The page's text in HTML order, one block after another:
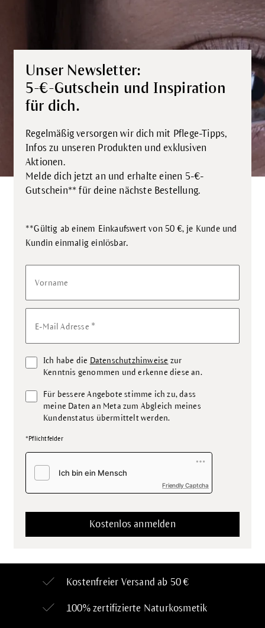
Unser Newsletter:
5-€-Gutschein und Inspiration
für dich.
Regelmäßig versorgen wir dich mit Pflege-Tipps,
Infos zu unseren Produkten und exklusiven
Aktionen.
Melde dich jetzt an und erhalte einen 5-€-
Gutschein** für deine nächste Bestellung.
**Gültig ab einem Einkaufswert von 50 €, je Kunde und
Kundin einmalig einlösbar.
Vorname
E-Mail Adresse *
Ich habe die Datenschutzhinweise zur
Kenntnis genommen und erkenne diese an.
Für bessere Angebote stimme ich zu, dass
meine Daten an Meta zum Abgleich meines
Kundenstatus übermittelt werden.
*Pflichtfelder
Friendly Captcha
Kostenfreier Versand ab 50 €
100% zertifizierte Naturkosmetik